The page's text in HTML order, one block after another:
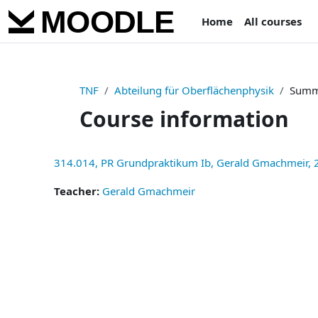
Skip to main content
Home
All courses
TNF Abteilung für Oberflächenphysik
Course information
314.014, PR Grundpraktikum Ib, Gerald Gmachmeir,
Teacher: Gerald Gmachmeir